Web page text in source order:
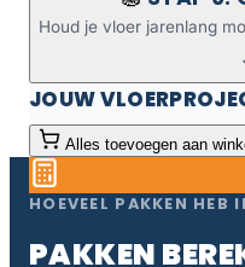
Houd je vloer jarenlang
JOUW
Alles toevoegen aan
HOEVEEL PAKKEN HEB
PAKKEN